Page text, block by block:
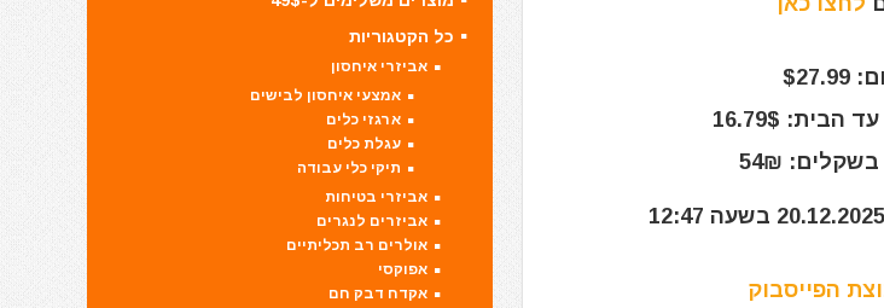
16.79$
54₪
הפייסבוק
כל הקטגוריות
אביזרי איחסון
אמצעי איחסון לבישים
ארגזי כלים
עגלת כלים
תיקי כלי עבודה
אביזרי בטיחות
אביזרים לנגרים
אולרים רב תכליתיים
אפוקסי
אקדח דבק חם